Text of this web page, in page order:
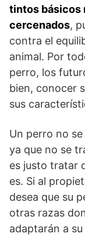
tintos básicos
cercenados,
contra el
animal. Por
perro, los
bien, cono­cer
sus
Un perro no
ya que no se
es justo tratar
es. Si al
desea que su
otras razas
adaptarán a